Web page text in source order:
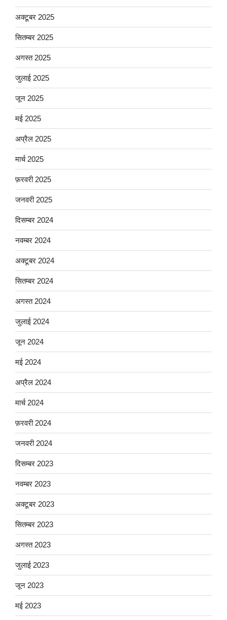
अक्टूबर 2025
सितम्बर 2025
अगस्त 2025
जुलाई 2025
जून 2025
मई 2025
अप्रैल 2025
मार्च 2025
फ़रवरी 2025
जनवरी 2025
दिसम्बर 2024
नवम्बर 2024
अक्टूबर 2024
सितम्बर 2024
अगस्त 2024
जुलाई 2024
जून 2024
मई 2024
अप्रैल 2024
मार्च 2024
फ़रवरी 2024
जनवरी 2024
दिसम्बर 2023
नवम्बर 2023
अक्टूबर 2023
सितम्बर 2023
अगस्त 2023
जुलाई 2023
जून 2023
मई 2023